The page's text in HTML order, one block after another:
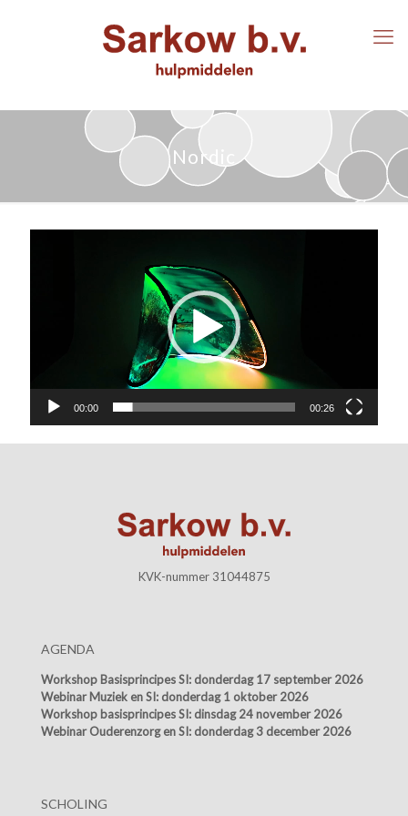
Nordic
00:00 00:26
KVK-nummer 31044875
AGENDA
Workshop Basisprincipes SI: donderdag 17 september 2026
Webinar Muziek en SI: donderdag 1 oktober 2026
Workshop basisprincipes SI: dinsdag 24 november 2026
Webinar Ouderenzorg en SI: donderdag 3 december 2026
SCHOLING